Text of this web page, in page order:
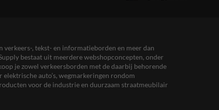
, tekst- en informatieborden en meer dan
bestaat uit meerdere webshopconcepten, onder
je zowel verkeersborden met de daarbij behorende
auto’s, wegmarkeringen rondom
voor de industrie en duurzaam straatmeubilair